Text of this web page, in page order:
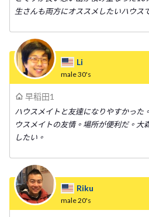
生さんも両方にオススメしたいハウス
Li
male30's
早稻田1
ハウスメイトと友達になりやすかった
ウスメイトの友情。場所が便利だ。大
したい。
Riku
male20's